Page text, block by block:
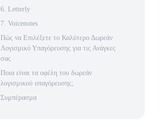
6. Letterly
7. Voicenotes
Πώς να Επιλέξετε το Καλύτερο Δωρεάν
Λογισμικό Υπαγόρευσης για τις Ανάγκες
σας
Ποια είναι τα οφέλη του δωρεάν
λογισμικού υπαγόρευσης;
Συμπέρασμα